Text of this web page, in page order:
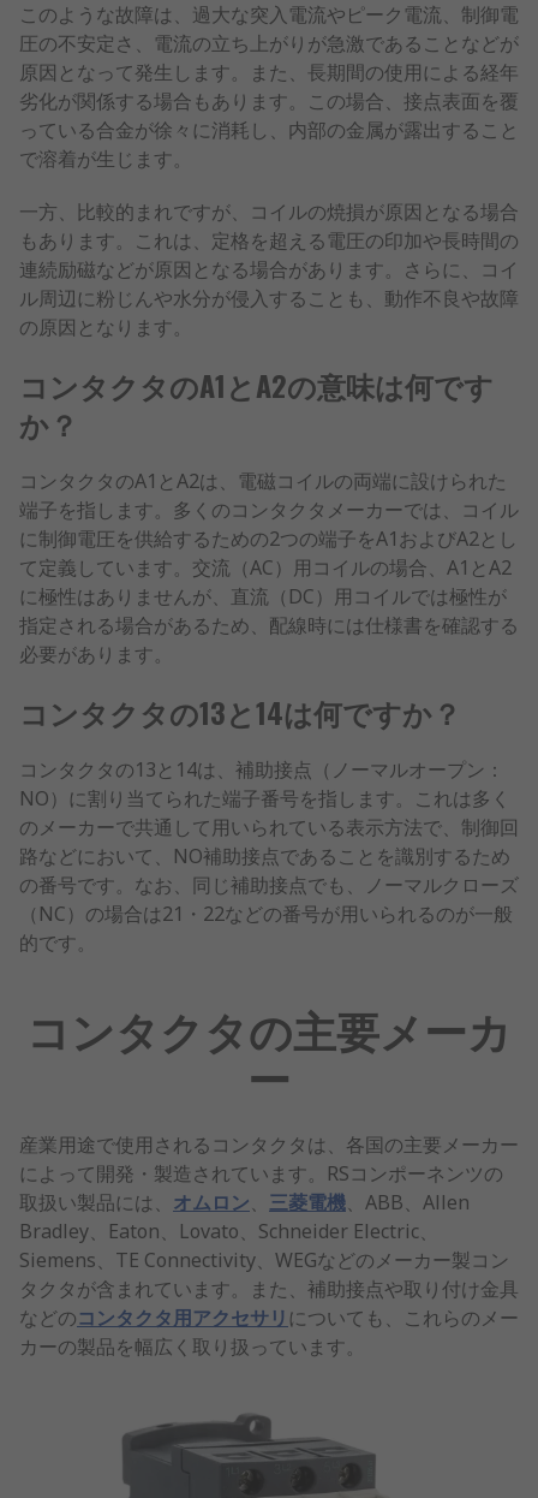
このような故障は、過大な突入電流やピーク電流、制御電
圧の不安定さ、電流の立ち上がりが急激であることなどが
原因となって発生します。また、長期間の使用による経年
劣化が関係する場合もあります。この場合、接点表面を覆
っている合金が徐々に消耗し、内部の金属が露出すること
で溶着が生じます。
一方、比較的まれですが、コイルの焼損が原因となる場合
もあります。これは、定格を超える電圧の印加や長時間の
連続励磁などが原因となる場合があります。さらに、コイ
ル周辺に粉じんや水分が侵入することも、動作不良や故障
の原因となります。
コンタクタのA1とA2の意味は何です
か？
コンタクタのA1とA2は、電磁コイルの両端に設けられた
端子を指します。多くのコンタクタメーカーでは、コイル
に制御電圧を供給するための2つの端子をA1およびA2とし
て定義しています。交流（AC）用コイルの場合、A1とA2
に極性はありませんが、直流（DC）用コイルでは極性が
指定される場合があるため、配線時には仕様書を確認する
必要があります。
コンタクタの13と14は何ですか？
コンタクタの13と14は、補助接点（ノーマルオープン：
NO）に割り当てられた端子番号を指します。これは多く
のメーカーで共通して用いられている表示方法で、制御回
路などにおいて、NO補助接点であることを識別するため
の番号です。なお、同じ補助接点でも、ノーマルクローズ
（NC）の場合は21・22などの番号が用いられるのが一般
的です。
コンタクタの主要メーカ
ー
産業用途で使用されるコンタクタは、各国の主要メーカー
によって開発・製造されています。RSコンポーネンツの
取扱い製品には、 オムロン、 三菱電機、ABB、Allen
Bradley、Eaton、Lovato、Schneider Electric、
Siemens、TE Connectivity、WEGなどのメーカー製コン
タクタが含まれています。また、補助接点や取り付け金具
などのコンタクタ用アクセサリ についても、これらのメー
カーの製品を幅広く取り扱っています。